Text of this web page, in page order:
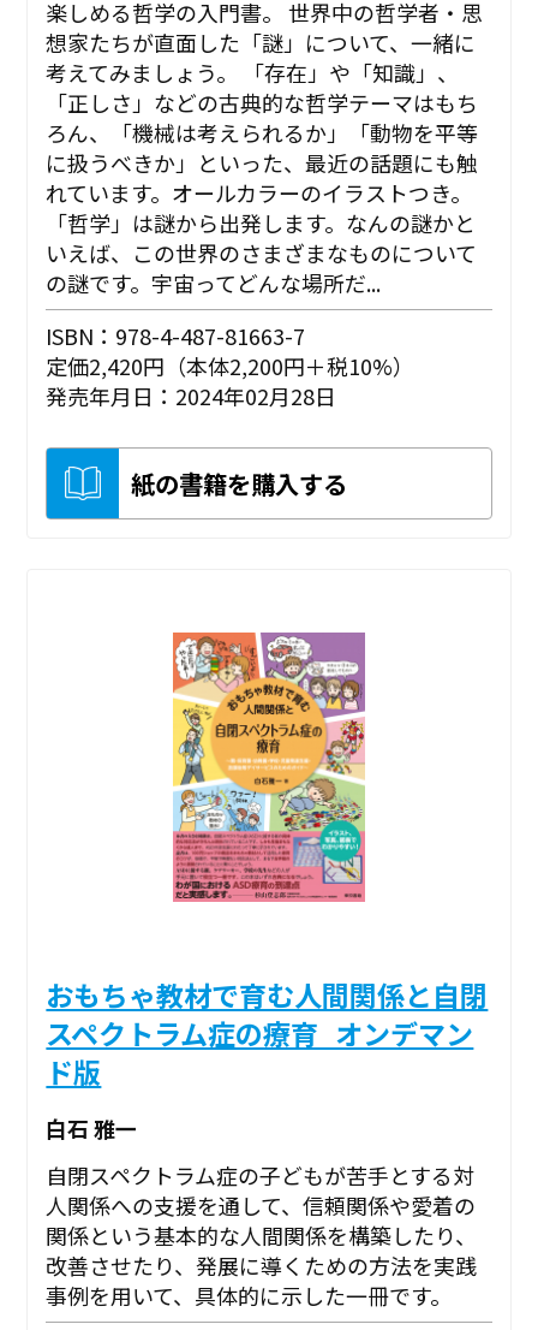
楽しめる哲学の入門書。 世界中の哲学者・思
想家たちが直面した「謎」について、一緒に
考えてみましょう。 「存在」や「知識」、
「正しさ」などの古典的な哲学テーマはもち
ろん、「機械は考えられるか」「動物を平等
に扱うべきか」といった、最近の話題にも触
れています。オールカラーのイラストつき。
「哲学」は謎から出発します。なんの謎かと
いえば、この世界のさまざまなものについて
の謎です。宇宙ってどんな場所だ...
ISBN：978-4-487-81663-7
定価2,420円（本体2,200円＋税10%）
発売年月日：2024年02月28日
紙の書籍を購入する
おもちゃ教材で育む人間関係と自閉
スペクトラム症の療育_オンデマン
ド版
白石 雅一
自閉スペクトラム症の子どもが苦手とする対
人関係への支援を通して、信頼関係や愛着の
関係という基本的な人間関係を構築したり、
改善させたり、発展に導くための方法を実践
事例を用いて、具体的に示した一冊です。